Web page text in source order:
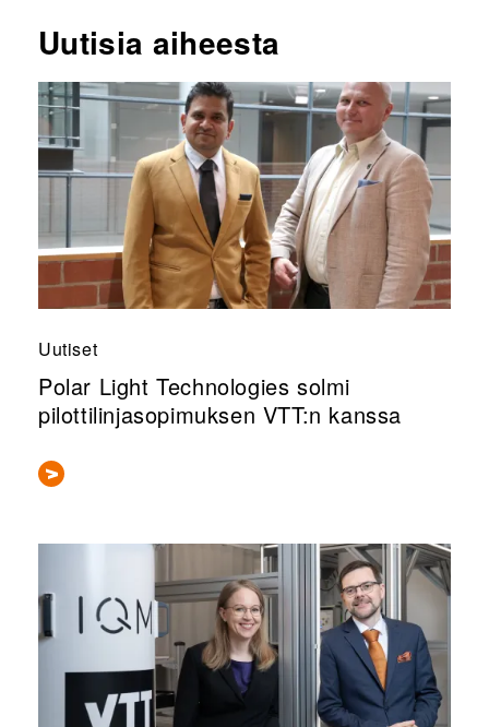
Uutisia aiheesta
Uutiset
Polar Light Technologies solmi
pilottilinjasopimuksen VTT:n kanssa